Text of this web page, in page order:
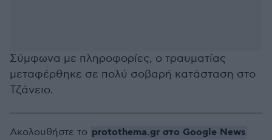
Σύμφωνα με πληροφορίες, ο τραυματίας
μεταφέρθηκε σε πολύ σοβαρή κατάσταση στο
Τζάνειο.
Ακολουθήστε το protothema.gr στο Google News